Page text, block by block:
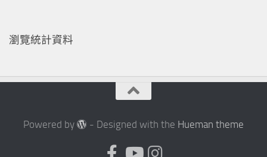
瀏覽統計資料
Powered by - Designed with the Hueman theme